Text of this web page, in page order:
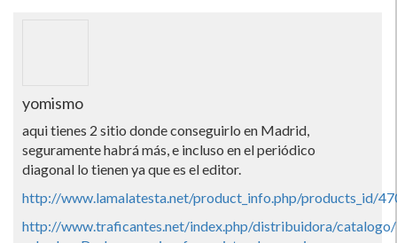
yomismo
aqui tienes 2 sitio donde conseguirlo en Madrid,
seguramente habrá más, e incluso en el periódico
diagonal lo tienen ya que es el editor.
http://www.lamalatesta.net/product_info.php/products_id/
http://www.traficantes.net/index.php/distribuidora/